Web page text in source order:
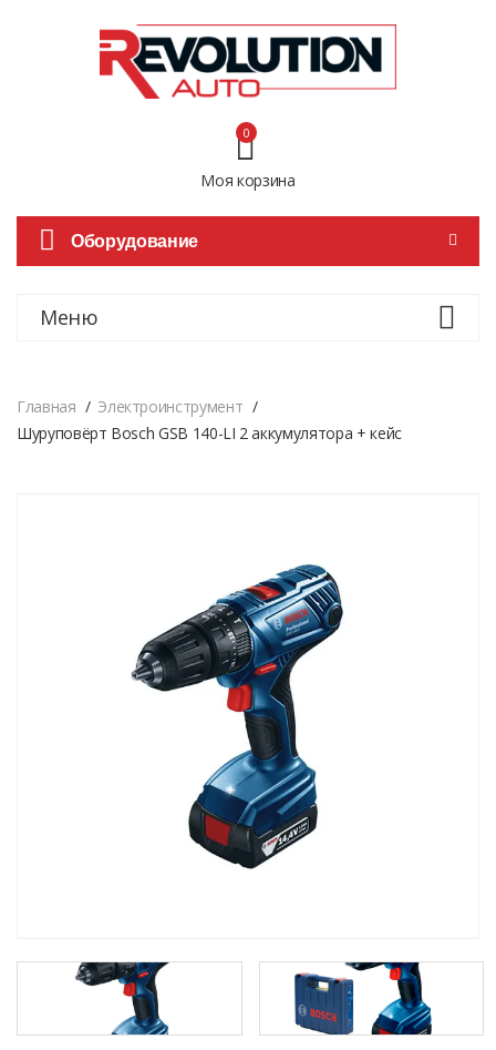
Моя корзина
0
Оборудование
Меню
Главная
Электроинструмент
Шуруповёрт Bosch GSB 140-LI 2 аккумулятора + кейс